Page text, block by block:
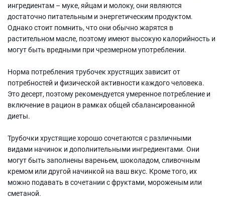
ингредиентам – муке, яйцам и молоку, они являются
достаточно питательным и энергетическим продуктом.
Однако стоит помнить, что они обычно жарятся в
растительном масле, поэтому имеют высокую калорийность и
могут быть вредными при чрезмерном употреблении.
Норма потребления трубочек хрустящих зависит от
потребностей и физической активности каждого человека.
Это десерт, поэтому рекомендуется умеренное потребление и
включение в рацион в рамках общей сбалансированной
диеты.
Трубочки хрустящие хорошо сочетаются с различными
видами начинок и дополнительными ингредиентами. Они
могут быть заполнены вареньем, шоколадом, сливочным
кремом или другой начинкой на ваш вкус. Кроме того, их
можно подавать в сочетании с фруктами, мороженым или
сметаной.